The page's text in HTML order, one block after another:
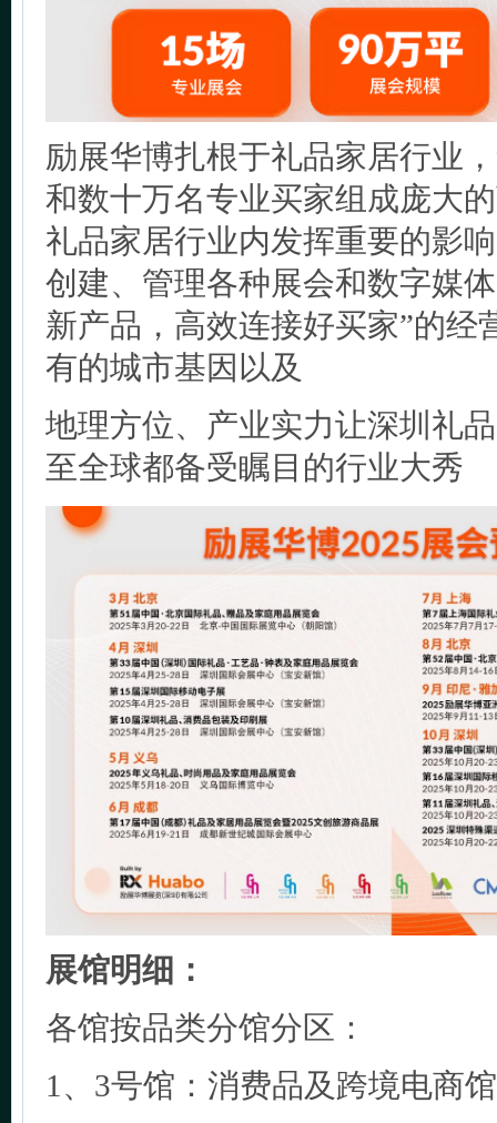
励展华博扎根于礼品家居行业
和数十万名专业买家组成庞大
礼品家居行业内发挥重要的影
创建、管理各种展会和数字媒
新产品，高效连接好买家”的经
有的城市基因以及
地理方位、产业实力让深圳礼
至全球都备受瞩目的行业大秀
展馆明细：
各馆按品类分馆分区：
1、3号馆：消费品及跨境电商馆